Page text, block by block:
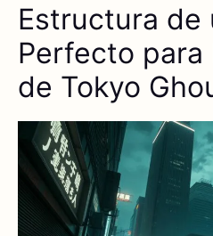
Estructura de
Perfecto para
de Tokyo